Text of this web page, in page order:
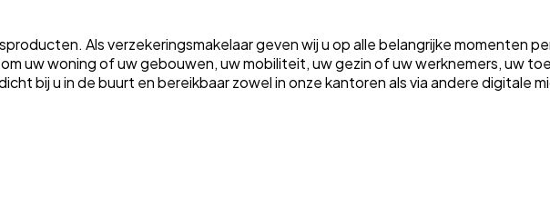
Als verzekeringsmakelaar geven wij u op alle belangrijke momenten
uw woning of uw gebouwen, uw mobiliteit, uw gezin of uw werknemers, uw
bij u in de buurt en bereikbaar zowel in onze kantoren als via andere digitale